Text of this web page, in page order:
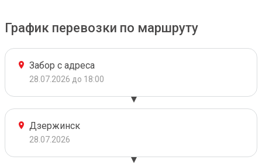
График перевозки по маршруту
Забор с адреса
28.07.2026 до 18:00
Дзержинск
28.07.2026